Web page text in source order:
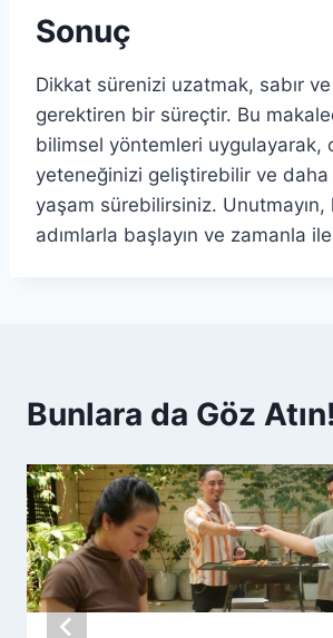
Sonuç
Dikkat sürenizi uzatmak, sabır
gerektiren bir süreçtir. Bu
bilimsel yöntemleri uygulayarak,
yeteneğinizi geliştirebilir ve
yaşam sürebilirsiniz. Unutmayın,
adımlarla başlayın ve zamanla
Bunlara da Göz Atın!